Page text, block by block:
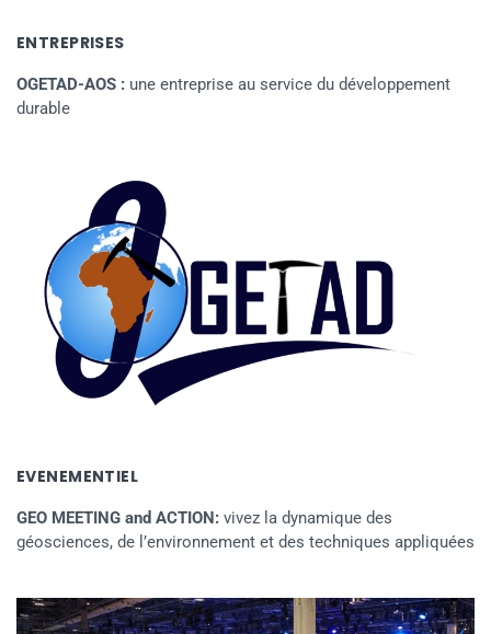
ENTREPRISES
OGETAD-AOS : une entreprise au service du développement
durable
EVENEMENTIEL
GEO MEETING and ACTION: vivez la dynamique des
géosciences, de l’environnement et des techniques appliquées